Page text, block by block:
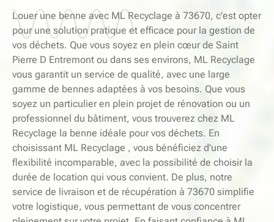
Louer une benne avec ML Recyclage à 73670, c'est opter
pour une solution pratique et efficace pour la gestion de
vos déchets. Que vous soyez en plein cœur de Saint
Pierre D Entremont ou dans ses environs, ML Recyclage
vous garantit un service de qualité, avec une large
gamme de bennes adaptées à vos besoins. Que vous
soyez un particulier en plein projet de rénovation ou un
professionnel du bâtiment, vous trouverez chez ML
Recyclage la benne idéale pour vos déchets. En
choisissant ML Recyclage , vous bénéficiez d'une
flexibilité incomparable, avec la possibilité de choisir la
durée de location qui vous convient. De plus, notre
service de livraison et de récupération à 73670 simplifie
votre logistique, vous permettant de vous concentrer